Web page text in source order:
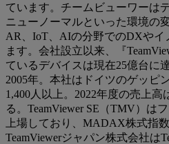
ています。チームビューワーは
ニューノーマルといった環境の
AR、IoT、AIの分野でのDXやイ
ます。会社設立以来、『
ているデバイスは現在25億台に
2005年。本社はドイツのゲッピ
1,400人以上。2022年度の売上高
る。TeamViewer SE（TMV）は
上場しており、MADAX株式指
TeamViewerジャパン株式会社は